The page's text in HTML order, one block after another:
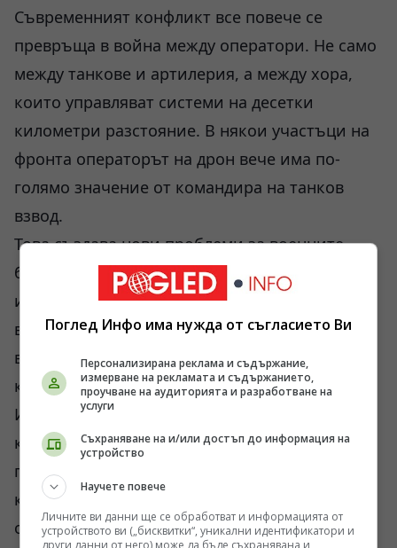
Съвременният конфликт все повече се
превръща в война между оператори. Не само
между танкове и артилерия, а между хора,
които управляват системи на десетки
километри разстояние. В някои участъци на
фронта операторът на дрон вече има по-
голямо значение от командира на танков
взвод.
Това създава нови проблеми за военните
бюрокрации. Традиционните армии са
изградени около строга йерархия. Дроновата
война често изисква гъвкавост, бързо
вземане на решения и техническа култура,
която трудно се побира в старите структури.
Именно затова периодично се появяват
критики към чиновническия подход и
прекомерната регулация. Част от тези
критики вероятно са преувеличени. Част
обаче отразяват реално напрежение между
Поглед Инфо има нужда от съгласието Ви
Персонализирана реклама и съдържание,
измерване на рекламата и съдържанието,
проучване на аудиторията и разработване на
услуги
Съхраняване на и/или достъп до информация на
устройство
Научете повече
Личните ви данни ще се обработват и информацията от
устройството ви („бисквитки“, уникални идентификатори и
други данни от него) може да бъде съхранявана и